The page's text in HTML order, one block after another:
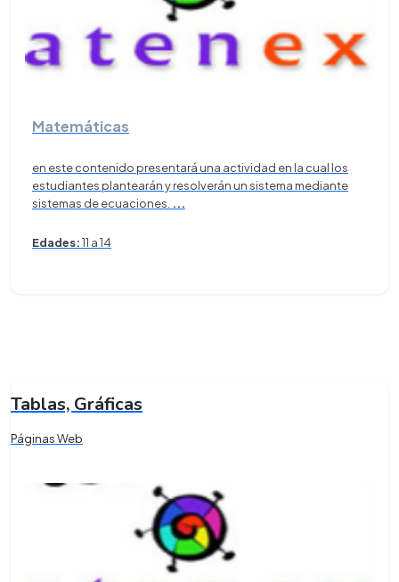
Matemáticas
en este contenido presentará una actividad en la cual los
estudiantes plantearán y resolverán un sistema mediante
sistemas de ecuaciones. ...
Edades:11 a 14
Tablas, Gráficas
Páginas Web